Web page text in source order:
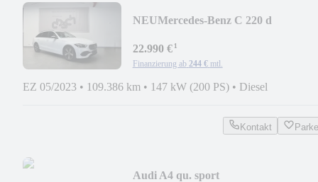
NEUMercedes-Benz C 220 d
/AHK/KAMERA/Distr.+/MEMORY
22.990 €¹
Finanzierung ab 244 € mtl.
EZ 05/2023 • 109.386 km • 147 kW (200 PS) • Diesel
Kontakt
Audi A4 qu. sport